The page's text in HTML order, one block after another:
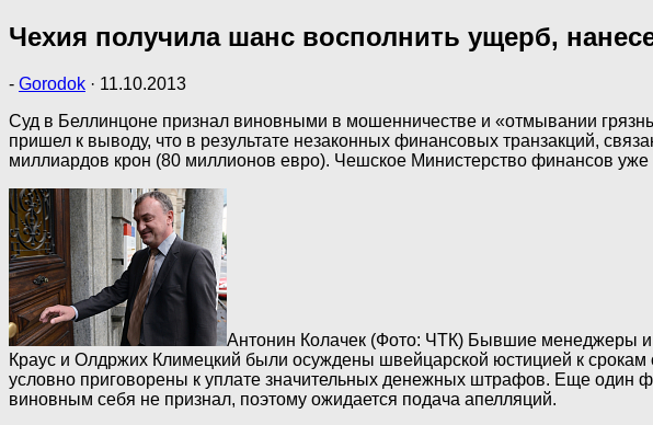
Чехия получила шанс восполнить ущерб,
- Gorodok · 11.10.2013
Суд в Беллинцоне признал виновными в мошенничестве и «отмывании
пришел к выводу, что в результате незаконных финансовых транзакций,
миллиардов крон (80 миллионов евро). Чешское Министерство финансов
Антонин Колачек (Фото: ЧТК) Бывшие менеджеры и
Краус и Олдржих Климецкий были осуждены швейцарской юстицией к срокам
условно приговорены к уплате значительных денежных штрафов. Еще один
виновным себя не признал, поэтому ожидается подача апелляций.